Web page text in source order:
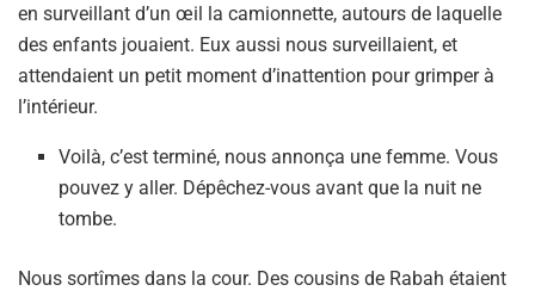
en surveillant d’un œil la camionnette, autours de laquelle
des enfants jouaient. Eux aussi nous surveillaient, et
attendaient un petit moment d’inattention pour grimper à
l’intérieur.
Voilà, c’est terminé, nous annonça une femme. Vous
pouvez y aller. Dépêchez-vous avant que la nuit ne
tombe.
Nous sortîmes dans la cour. Des cousins de Rabah étaient